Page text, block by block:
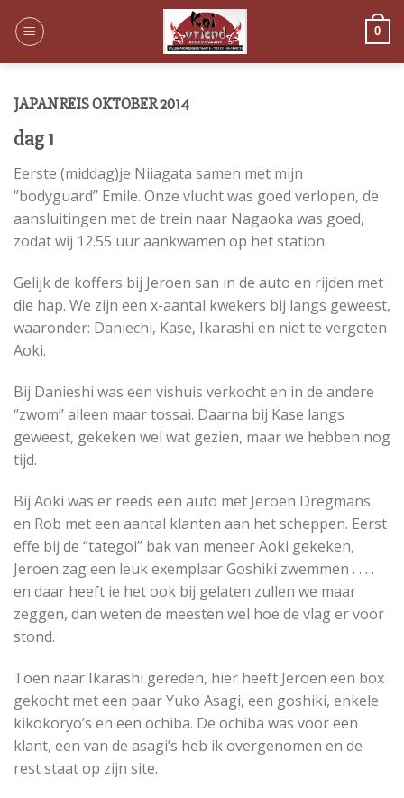
0
JAPANREIS OKTOBER 2014
dag 1
Eerste (middag)je Niiagata samen met mijn
‘’bodyguard’’ Emile. Onze vlucht was goed verlopen, de
aansluitingen met de trein naar Nagaoka was goed,
zodat wij 12.55 uur aankwamen op het station.
Gelijk de koffers bij Jeroen san in de auto en rijden met
die hap. We zijn een x-aantal kwekers bij langs geweest,
waaronder: Daniechi, Kase, Ikarashi en niet te vergeten
Aoki.
Bij Danieshi was een vishuis verkocht en in de andere
‘’zwom’’ alleen maar tossai. Daarna bij Kase langs
geweest, gekeken wel wat gezien, maar we hebben nog
tijd.
Bij Aoki was er reeds een auto met Jeroen Dregmans
en Rob met een aantal klanten aan het scheppen. Eerst
effe bij de ‘’tategoi’’ bak van meneer Aoki gekeken,
Jeroen zag een leuk exemplaar Goshiki zwemmen . . . .
en daar heeft ie het ook bij gelaten zullen we maar
zeggen, dan weten de meesten wel hoe de vlag er voor
stond.
Toen naar Ikarashi gereden, hier heeft Jeroen een box
gekocht met een paar Yuko Asagi, een goshiki, enkele
kikokoryo’s en een ochiba. De ochiba was voor een
klant, een van de asagi’s heb ik overgenomen en de
rest staat op zijn site.